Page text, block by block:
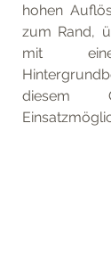
hohen
zum Rand,
mit
diesem